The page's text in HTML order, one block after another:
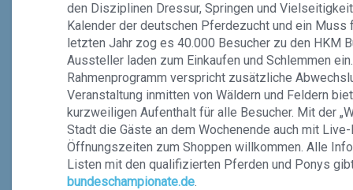
den Disziplinen Dressur, Springen und
Kalender der deutschen Pferdezucht und ein
letzten Jahr zog es 40.000 Besucher zu den HKM
Aussteller laden zum Einkaufen und Schlemmen
Rahmenprogramm verspricht zusätzliche
Veranstaltung inmitten von Wäldern und Feldern
kurzweiligen Aufenthalt für alle Besucher. Mit der
Stadt die Gäste an dem Wochenende auch mit
Öffnungszeiten zum Shoppen willkommen. Alle
Listen mit den qualifizierten Pferden und Ponys
bundeschampionate.de.